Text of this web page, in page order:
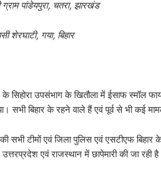
पांडेयपुरा, चतरा, झारखंड
शेरघाटी, गया, बिहार
सिहोरा उपसंभाग के खितौला में ईसाफ स्मॉल
सभी बिहार के रहने वाले हैं एवं पूर्व से भी कई
सभी टीमों एवं जिला पुलिस एवं एसटीएफ बिहार
एवं राजस्थान में छापेमारी की जा रही